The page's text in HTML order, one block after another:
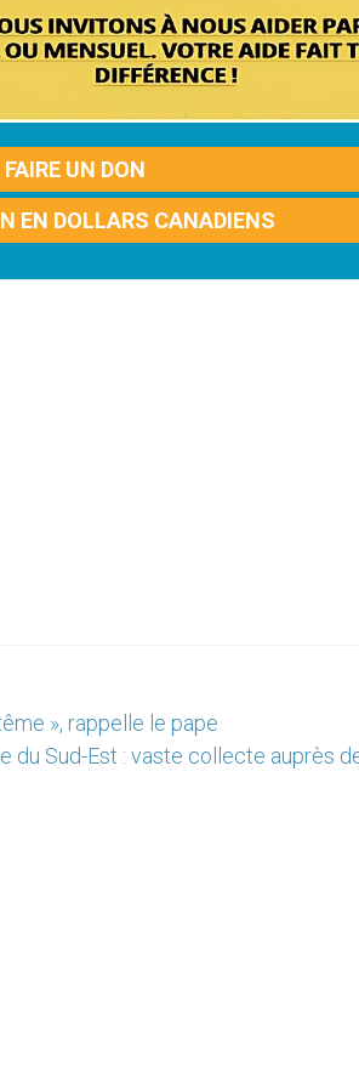
FAIRE UN DON
EN DOLLARS CANADIENS
», rappelle le pape
du Sud-Est : vaste collecte auprès